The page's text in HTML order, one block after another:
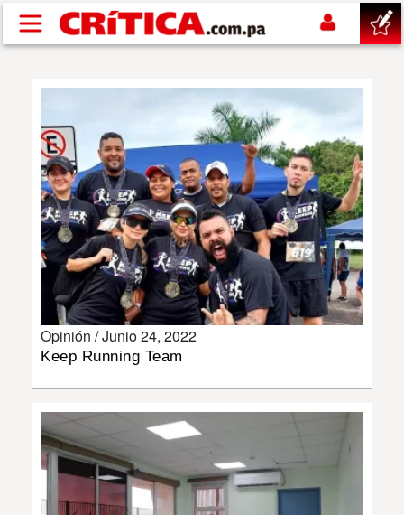
Pasar al contenido principal
SUCESOS
NACIONAL
POLÍTICA
DEPORTES
MUNDO
INSÓLITAS
Opinión /Junio 24, 2022
Keep Running Team